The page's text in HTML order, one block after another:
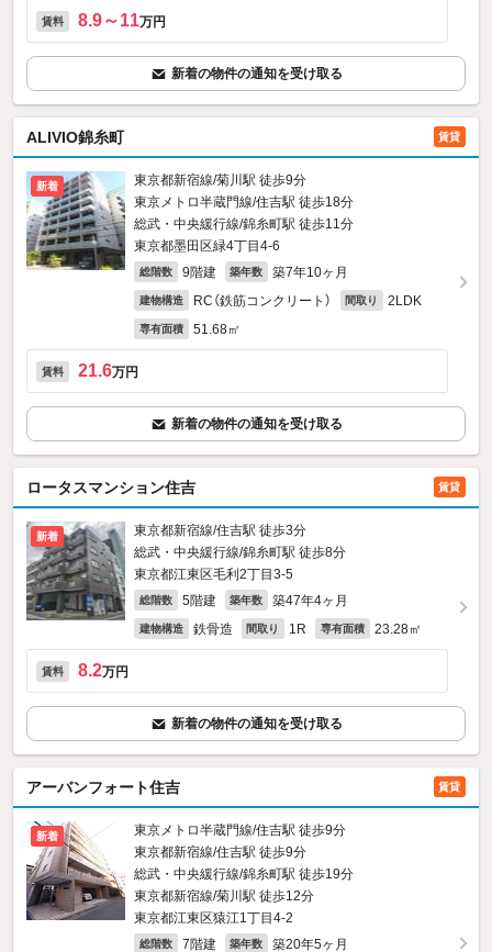
賃料 8.9～11万円
新着の物件の通知を受け取る
ALIVIO錦糸町 賃貸
新着
東京都新宿線/菊川駅 徒歩9分
東京メトロ半蔵門線/住吉駅 徒歩18分
総武・中央緩行線/錦糸町駅 徒歩11分
東京都墨田区緑4丁目4-6
総階数 9階建 築年数 築7年10ヶ月
建物構造 RC（鉄筋コンクリート） 間取り 2LDK
専有面積 51.68㎡
賃料 21.6万円
新着の物件の通知を受け取る
ロータスマンション住吉 賃貸
新着
東京都新宿線/住吉駅 徒歩3分
総武・中央緩行線/錦糸町駅 徒歩8分
東京都江東区毛利2丁目3-5
総階数 5階建 築年数 築47年4ヶ月
建物構造 鉄骨造 間取り 1R 専有面積 23.28㎡
賃料 8.2万円
新着の物件の通知を受け取る
アーバンフォート住吉 賃貸
新着
東京メトロ半蔵門線/住吉駅 徒歩9分
東京都新宿線/住吉駅 徒歩9分
総武・中央緩行線/錦糸町駅 徒歩19分
東京都新宿線/菊川駅 徒歩12分
東京都江東区猿江1丁目4-2
総階数 7階建 築年数 築20年5ヶ月